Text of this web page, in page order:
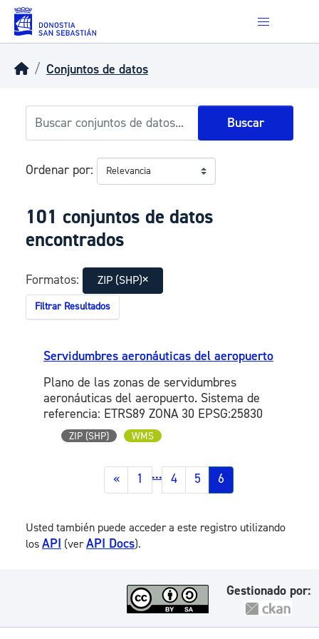
Skip to main content
Conjuntos de datos
Buscar
Ordenar por
101 conjuntos de datos
encontrados
Formatos: ZIP (SHP)
Filtrar Resultados
Servidumbres aeronáuticas del aeropuerto
Plano de las zonas de servidumbres
aeronáuticas del aeropuerto. Sistema de
referencia: ETRS89 ZONA 30 EPSG:25830
ZIP (SHP) WMS
« 1 ... 4 5 6
Usted también puede acceder a este registro utilizando
los API (verAPI Docs).
Gestionado por: